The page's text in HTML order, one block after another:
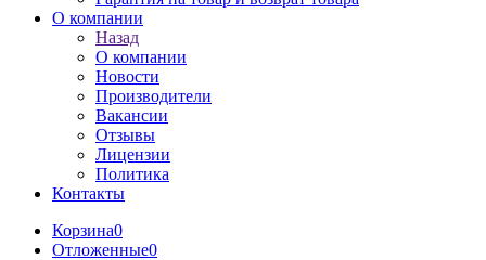
О компании
Назад
О компании
Новости
Производители
Вакансии
Отзывы
Лицензии
Политика
Контакты
Корзина0
Отложенные0